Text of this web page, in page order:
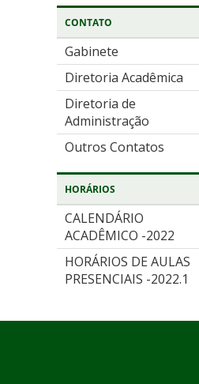
CONTATO
Gabinete
Diretoria Acadêmica
Diretoria de
Administração
Outros Contatos
HORÁRIOS
CALENDÁRIO
ACADÊMICO -2022
HORÁRIOS DE AULAS
PRESENCIAIS -2022.1